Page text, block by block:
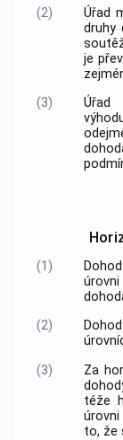
(2)
Úřad
druhy
je
(3)
Úřad
(1)
(2)
(3)
Za
téže
to, že